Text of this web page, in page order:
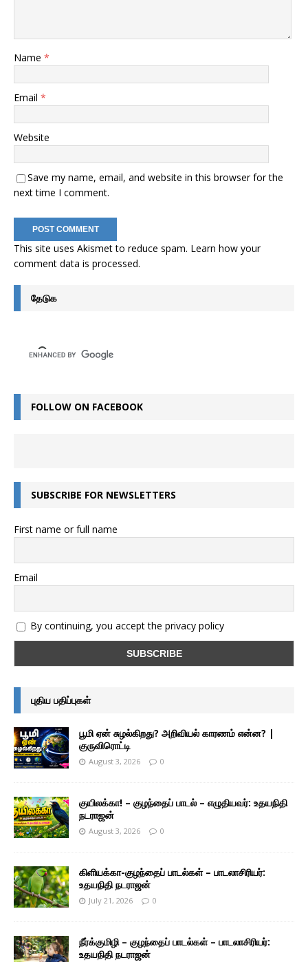
Name *
Email *
Website
Save my name, email, and website in this browser for the
next time I comment.
This site uses Akismet to reduce spam. Learn how your
comment data is processed.
தேடுக
FOLLOW ON FACEBOOK
SUBSCRIBE FOR NEWSLETTERS
First name or full name
Email
By continuing, you accept the privacy policy
புதிய பதிப்புகள்
பூமி ஏன் சுழல்கிறது? அறிவியல் காரணம் என்ன? |
குருவிரொட்டி
August 3, 2026 0
குயிலக்கா! – குழந்தைப் பாடல் – எழுதியவர்: உதயநிதி
நடராஜன்
August 3, 2026 0
கிளியக்கா-குழந்தைப் பாடல்கள் – பாடலாசிரியர்:
உதயநிதி நடராஜன்
July 21, 2026 0
நீர்க்குமிழி – குழந்தைப் பாடல்கள் – பாடலாசிரியர்:
உதயநிதி நடராஜன்